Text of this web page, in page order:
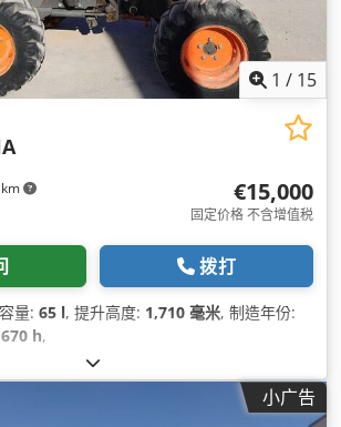
1 / 15
€15,000
固定价格 不含增值税
拨打
量: 65 l, 提升高度: 1,710 毫米, 制造年份:
h,
小广告